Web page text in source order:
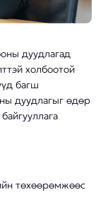
дуудлагад
холбоотой
багш
дуудлагыг өдөр
төхөөрөмжөөс